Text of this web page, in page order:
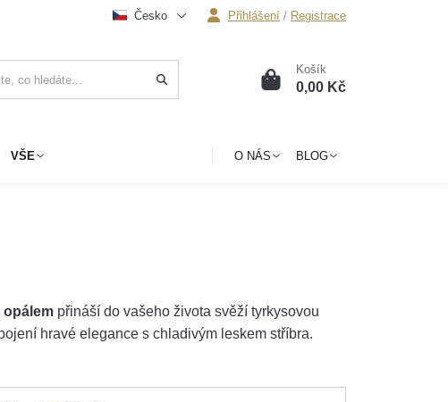
Česko Přihlášení / Registrace
0 Košík
0,00 Kč
VŠE O NÁS BLOG
přináší do vašeho života svěží tyrkysovou
hravé elegance s chladivým leskem stříbra.